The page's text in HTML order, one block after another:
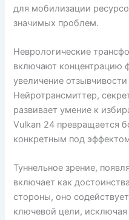
для мобилизации
значимых проблем.
Неврологические
включают концентрацию
увеличение
Нейротрансмиттер,
развивает умение к
Vulkan 24 превращается
конкретным под
Туннельное зрение,
включает как
стороны, оно
ключевой цели, исключая